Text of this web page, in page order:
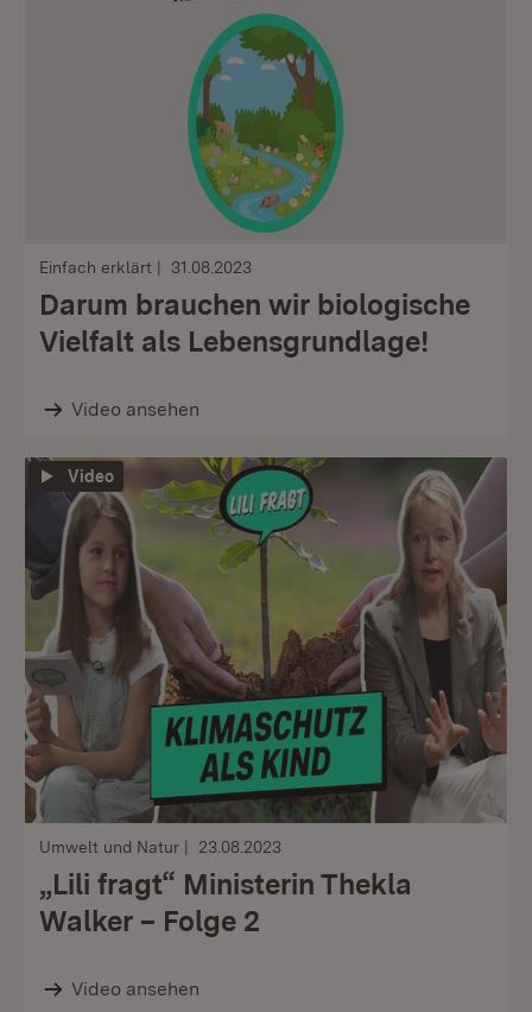
Einfach erklärt 31.08.2023
Darum brauchen wir biologische
Vielfalt als Lebensgrundlage!
Video ansehen
Video
Umwelt und Natur 23.08.2023
„Lili fragt“ Ministerin Thekla
Walker – Folge 2
Video ansehen